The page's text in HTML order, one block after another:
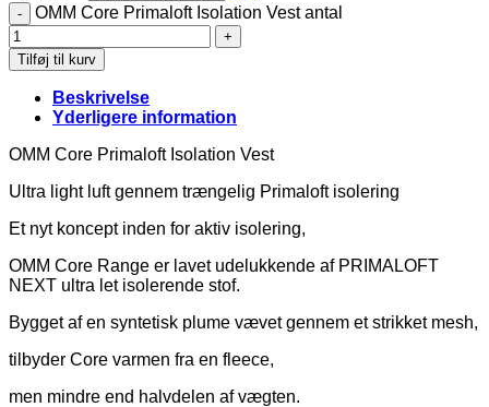
OMM Core Primaloft Isolation Vest antal
Tilføj til kurv
Beskrivelse
Yderligere information
OMM Core Primaloft Isolation Vest
Ultra light luft gennem trængelig Primaloft isolering
Et nyt koncept inden for aktiv isolering,
OMM Core Range er lavet udelukkende af PRIMALOFT
NEXT ultra let isolerende stof.
Bygget af en syntetisk plume vævet gennem et strikket mesh,
tilbyder Core varmen fra en fleece,
men mindre end halvdelen af ​​vægten.